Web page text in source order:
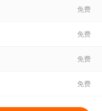
唯独不讲人间情爱，却能
能断绝俗念呢？”
称为“修真界第一情劫”！